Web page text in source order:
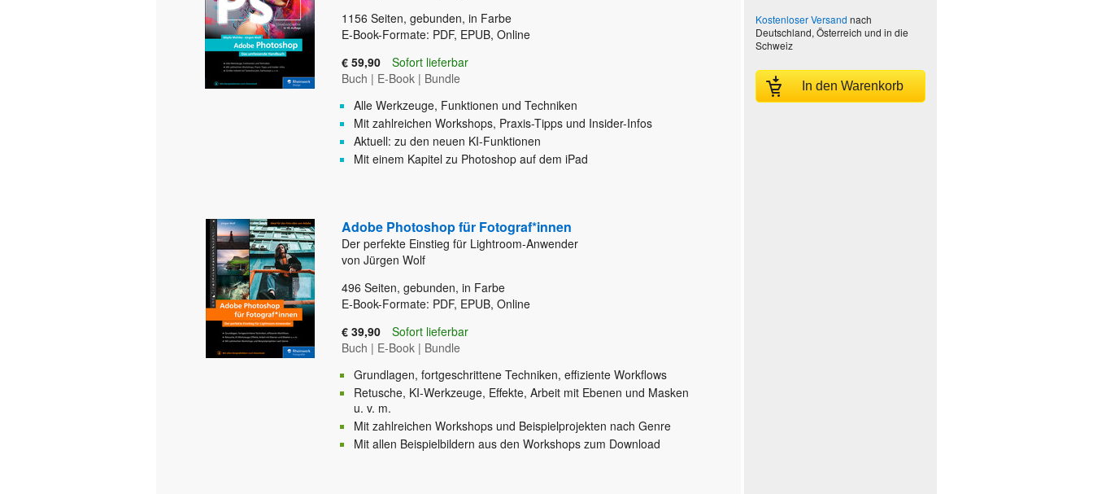
1156 Seiten, gebunden, in Farbe
E-Book-Formate: PDF, EPUB, Online
€ 59,90
Sofort lieferbar
Buch | E-Book | Bundle
Alle Werkzeuge, Funktionen und Techniken
Mit zahlreichen Workshops, Praxis-Tipps und Insider-Infos
Aktuell: zu den neuen KI-Funktionen
Mit einem Kapitel zu Photoshop auf dem iPad
Adobe Photoshop für Fotograf*innen
Der perfekte Einstieg für Lightroom-Anwender
von Jürgen Wolf
496 Seiten, gebunden, in Farbe
E-Book-Formate: PDF, EPUB, Online
€ 39,90
Sofort lieferbar
Buch | E-Book | Bundle
Grundlagen, fortgeschrittene Techniken, effiziente Workflows
Retusche, KI-Werkzeuge, Effekte, Arbeit mit Ebenen und Masken
u. v. m.
Mit zahlreichen Workshops und Beispielprojekten nach Genre
Mit allen Beispielbildern aus den Workshops zum Download
Kostenloser Versand nach
Deutschland, Österreich und in die
Schweiz
In den Warenkorb